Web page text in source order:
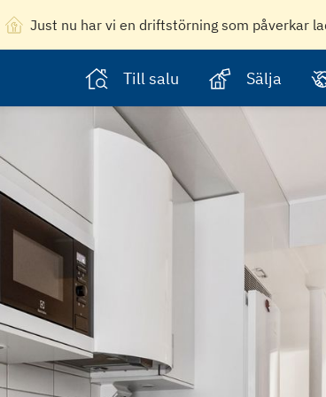
Just nu har vi en driftstörning som påverkar
Till salu Sälja